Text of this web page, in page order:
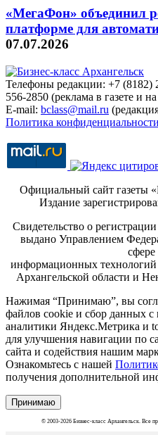
«МегаФон» объединил
платформе для
07.07.2026
Телефоны редакции: +7 (8182)
556-2850 (реклама в газете и
E-mail: bclass@mail.ru
Политика
Официальный сайт
Издание
Свидетельство о
выдано Управлением
сфере
информационных
Архангельской области и
Нажимая “Принимаю”, вы
файлов cookie и сбор данных
аналитики Яндекс.Метрика и
для улучшения навигации по
сайта и содействия нашим
Ознакомьтесь с нашей
получения дополнительной
Принимаю
© 2003-2026 Бизнес-класс Архангельск. Все